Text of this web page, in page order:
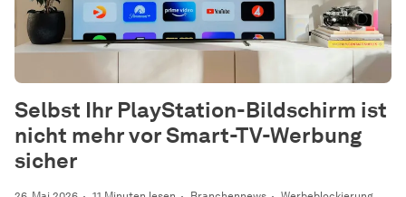
Selbst Ihr PlayStation-Bildschirm ist
nicht mehr vor Smart-TV-Werbung
sicher